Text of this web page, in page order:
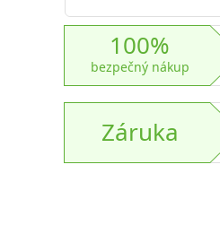
100%
bezpečný nákup
Záruka